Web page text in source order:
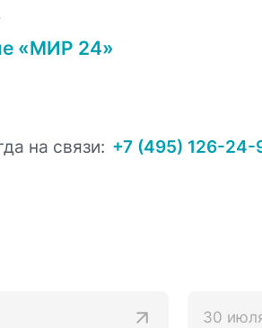
«МИР 24»
на связи: +7 (495) 126-24-
30